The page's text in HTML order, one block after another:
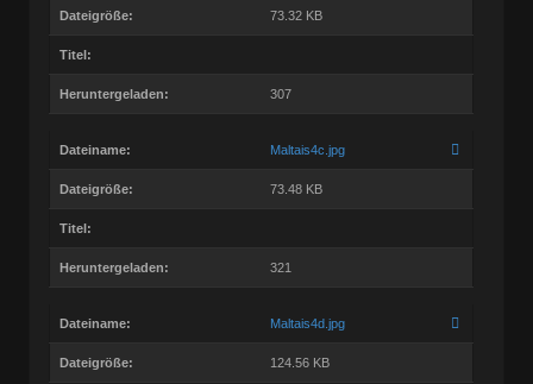
Dateigröße: 73.32 KB
Titel:
Heruntergeladen: 307
Dateiname: Maltais4c.jpg
Dateigröße: 73.48 KB
Titel:
Heruntergeladen: 321
Dateiname: Maltais4d.jpg
Dateigröße: 124.56 KB